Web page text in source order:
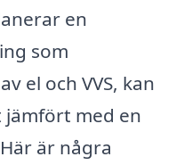
en
som
el och VVS, kan
jämfört med en
är några